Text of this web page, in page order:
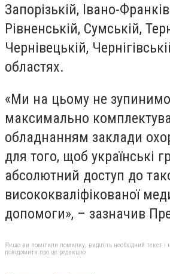
Запорізькій, Івано-
Рівненській, Сумській,
Чернівецькій,
областях.
«Ми на цьому не
максимально
обладнанням заклади
для того, щоб українські
абсолютний доступ до
висококваліфікованої
допомоги», – зазначив
Якщо ви помітили помилку, виділіть необхідний текст і
повідомити про це редакцію